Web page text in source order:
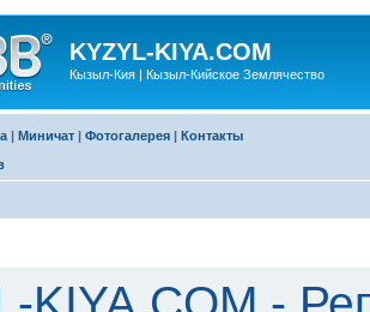
KYZYL-KIYA.COM
Кызыл-Кия | Кызыл-Кийское Землячество
| Миничат | Фотогалерея | Контакты